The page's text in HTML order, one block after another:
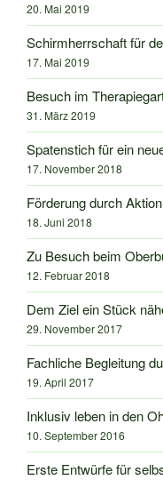
20. Mai 2019
Schirmherrschaft für
17. Mai 2019
Besuch im
31. März 2019
Spatenstich für ein
17. November 2018
Förderung durch
18. Juni 2018
Zu Besuch beim
12. Februar 2018
Dem Ziel ein Stück
29. November 2017
Fachliche Begleitung
19. April 2017
Inklusiv leben in den
10. September 2016
Erste Entwürfe für